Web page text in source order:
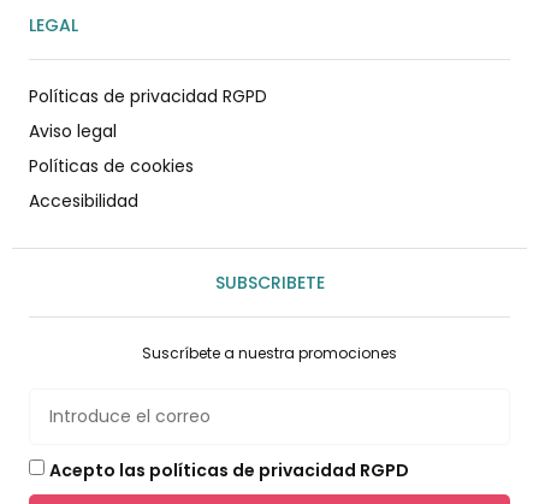
LEGAL
Políticas de privacidad RGPD
Aviso legal
Políticas de cookies
Accesibilidad
SUBSCRIBETE
Suscríbete a nuestra promociones
Acepto las políticas de privacidad RGPD